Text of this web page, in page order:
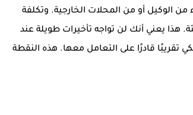
الوكيل أو من المحلات الخارجية. وتكلفة
هذا يعني أنك لن تواجه تأخيرات طويلة عند
تقريبًا قادرًا على التعامل معها. هذه النقطة